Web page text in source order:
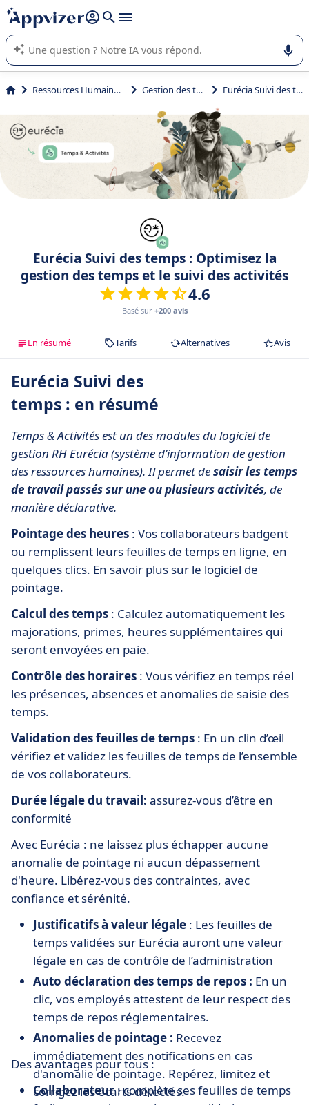
répondre (plusieurs lignes avec
L'IA de Appvizer vous guide dans l'utilisation ou la sélection de
logiciel SaaS en entreprise.
Ressources Humaines (RH) Gestion des temps Eurécia Suivi des temps
Eurécia Suivi des temps : Optimisez la
gestion des temps et le suivi des activités
4.6
Basé sur +200 avis
En résumé Tarifs Alternatives Avis
Eurécia Suivi des
temps : en résumé
Temps & Activités est un des modules du logiciel de
gestion RH Eurécia (système d’information de gestion
des ressources humaines). Il permet desaisir les temps
de travail passés sur une ou plusieurs activités, de
manière déclarative.
Pointage des heures : Vos collaborateurs badgent
ou remplissent leurs feuilles de temps en ligne, en
quelques clics. En savoir plus sur le logiciel de
pointage.
Calcul des temps : Calculez automatiquement les
majorations, primes, heures supplémentaires qui
seront envoyées en paie.
Contrôle des horaires : Vous vérifiez en temps réel
les présences, absences et anomalies de saisie des
temps.
Validation des feuilles de temps : En un clin d’œil
vérifiez et validez les feuilles de temps de l’ensemble
de vos collaborateurs.
Durée légale du travail: assurez-vous d’être en
conformité
Avec Eurécia : ne laissez plus échapper aucune
anomalie de pointage ni aucun dépassement
d'heure. Libérez-vous des contraintes, avec
confiance et sérénité.
Justificatifs à valeur légale : Les feuilles de
temps validées sur Eurécia auront une valeur
légale en cas de contrôle de l’administration
Auto déclaration des temps de repos : En un
clic, vos employés attestent de leur respect des
temps de repos réglementaires.
Anomalies de pointage : Recevez
immédiatement des notifications en cas
d'anomalie de pointage. Repérez, limitez et
corrigez les écarts détectés.
Des avantages pour tous :
Collaborateur: complète ses feuilles de temps